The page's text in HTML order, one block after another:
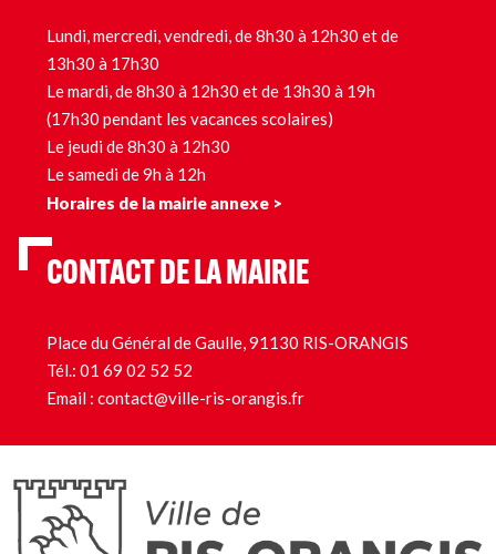
Lundi, mercredi, vendredi, de 8h30 à 12h30 et de
13h30 à 17h30
Le mardi, de 8h30 à 12h30 et de 13h30 à 19h
(17h30 pendant les vacances scolaires)
Le jeudi de 8h30 à 12h30
Le samedi de 9h à 12h
Horaires de la mairie annexe >
CONTACT DE LA MAIRIE
Place du Général de Gaulle, 91130 RIS-ORANGIS
Tél.: 01 69 02 52 52
Email : contact@ville-ris-orangis.fr